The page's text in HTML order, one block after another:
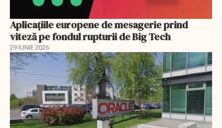
Aplicațiile europene de mesagerie prind
viteză pe fondul rupturii de Big Tech
29 IUNIE 2026